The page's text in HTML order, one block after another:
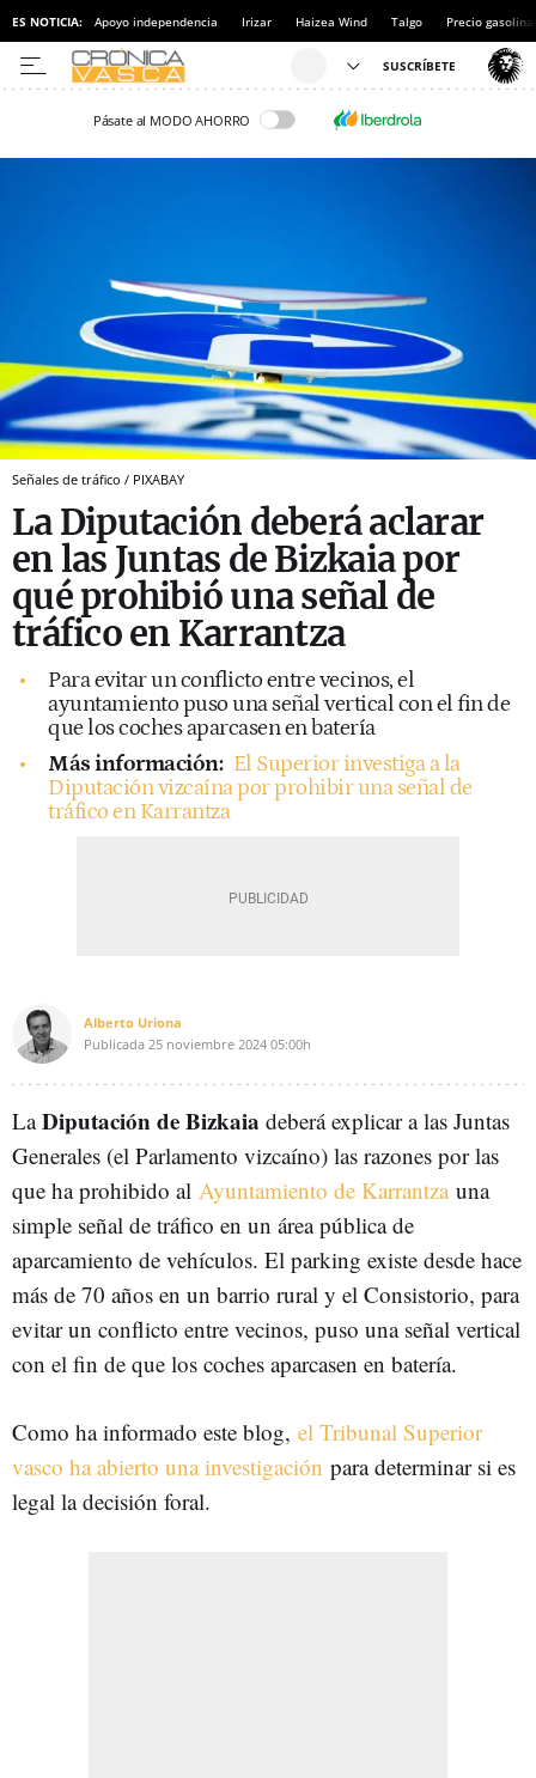
ES NOTICIA: Apoyo independencia Irizar Haizea Wind Talgo Precio gasolina
Pásate al MODO AHORRO
Señales de tráfico / PIXABAY
La Diputación deberá aclarar
en las Juntas de Bizkaia por
qué prohibió una señal de
tráfico en Karrantza
Para evitar un conflicto entre vecinos, el
ayuntamiento puso una señal vertical con el fin de
que los coches aparcasen en batería
Más información: El Superior investiga a la
Diputación vizcaína por prohibir una señal de
tráfico en Karrantza
Alberto Uriona
Publicada 25 noviembre 2024 05:00h
LaDiputación de Bizkaia deberá explicar a las Juntas
Generales (el Parlamento vizcaíno) las razones por las
que ha prohibido al Ayuntamiento de Karrantzauna
simple señal de tráfico en un área pública de
aparcamiento de vehículos. El parking existe desde hace
más de 70 años en un barrio rural y el Consistorio, para
evitar un conflicto entre vecinos, puso una señal vertical
con el fin de que los coches aparcasen en batería.
Como ha informado este blog, el Tribunal Superior
vasco ha abierto una investigación para determinar si es
legal la decisión foral.